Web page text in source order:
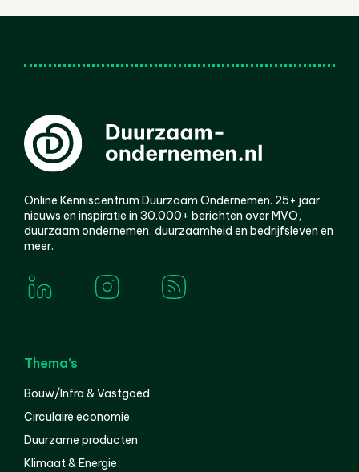
Online Kenniscentrum Duurzaam Ondernemen. 25+ jaar
nieuws en inspiratie in 30.000+ berichten over MVO,
duurzaam ondernemen, duurzaamheid en bedrijfsleven en
meer.
Thema’s
Bouw/Infra & Vastgoed
Circulaire economie
Duurzame producten
Klimaat & Energie